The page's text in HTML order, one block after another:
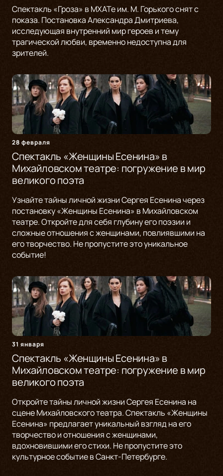
Спектакль «Гроза» в МХАТе им. М. Горького снят с
показа. Постановка Александра Дмитриева,
исследующая внутренний мир героев и тему
трагической любви, временно недоступна для
зрителей.
28 февраля
Спектакль «Женщины Есенина» в
Михайловском театре: погружение в мир
великого поэта
Узнайте тайны личной жизни Сергея Есенина через
постановку «Женщины Есенина» в Михайловском
театре. Откройте для себя глубину его поэзии и
сложные отношения с женщинами, повлиявшими на
его творчество. Не пропустите это уникальное
событие!
31 января
Спектакль «Женщины Есенина» в
Михайловском театре: погружение в мир
великого поэта
Откройте тайны личной жизни Сергея Есенина на
сцене Михайловского театра. Спектакль «Женщины
Есенина» предлагает уникальный взгляд на его
творчество и отношения с женщинами,
вдохновившими его стихи. Не пропустите это
культурное событие в Санкт-Петербурге.